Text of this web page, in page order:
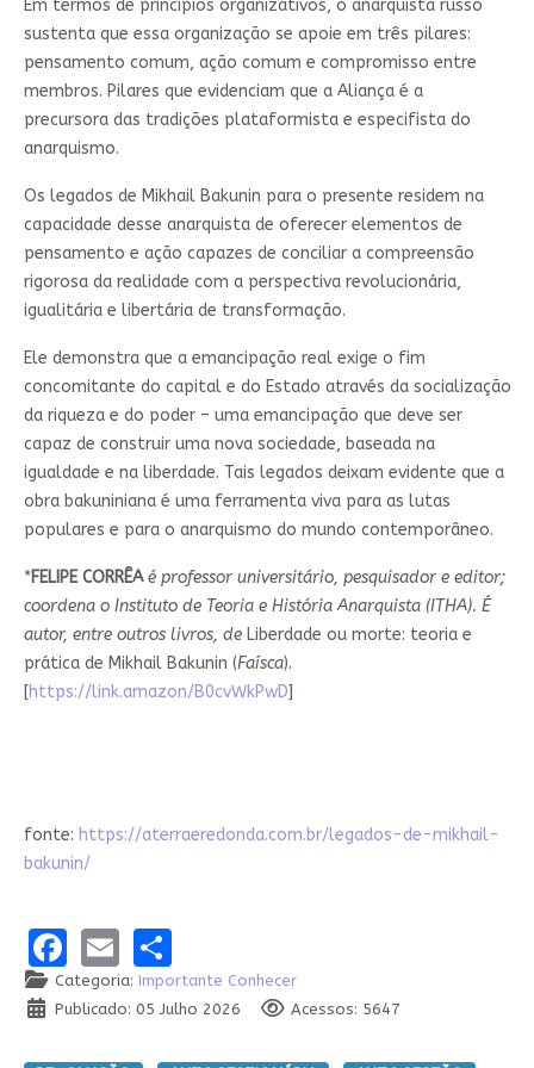
Em termos de princípios organizativos, o anarquista russo
sustenta que essa organização se apoie em três pilares:
pensamento comum, ação comum e compromisso entre
membros. Pilares que evidenciam que a Aliança é a
precursora das tradições plataformista e especifista do
anarquismo.
Os legados de Mikhail Bakunin para o presente residem na
capacidade desse anarquista de oferecer elementos de
pensamento e ação capazes de conciliar a compreensão
rigorosa da realidade com a perspectiva revolucionária,
igualitária e libertária de transformação.
Ele demonstra que a emancipação real exige o fim
concomitante do capital e do Estado através da socialização
da riqueza e do poder – uma emancipação que deve ser
capaz de construir uma nova sociedade, baseada na
igualdade e na liberdade. Tais legados deixam evidente que a
obra bakuniniana é uma ferramenta viva para as lutas
populares e para o anarquismo do mundo contemporâneo.
*FELIPE CORRÊAé professor universitário, pesquisador e editor;
coordena o Instituto de Teoria e História Anarquista (ITHA). É
autor, entre outros livros, deLiberdade ou morte: teoria e
prática de Mikhail Bakunin (Faísca).
[https://link.amazon/B0cvWkPwD]
fonte: https://aterraeredonda.com.br/legados-de-mikhail-
bakunin/
Facebook
EmailShare
Categoria: Importante Conhecer
Publicado: 05 Julho 2026
Acessos: 5647